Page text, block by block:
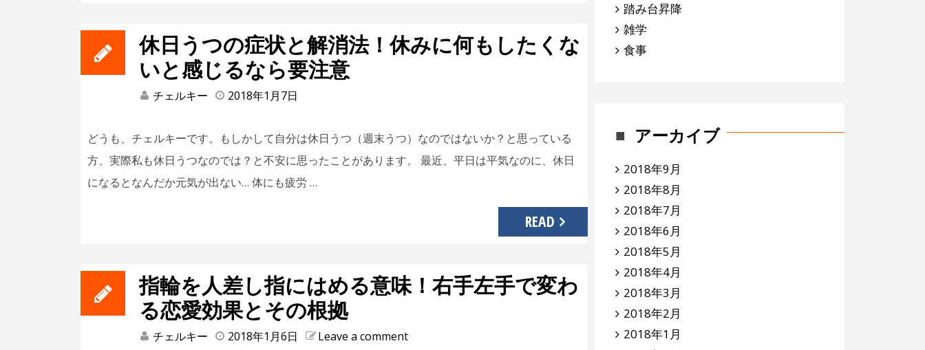
休日うつの症状と解消法！休みに何もしたくな
いと感じるなら要注意
チェルキー 2018年1月7日
どうも、チェルキーです。もしかして自分は休日うつ（週末うつ）なのではないか？と思っている
方、実際私も休日うつなのでは？と不安に思ったことがあります。 最近、平日は平気なのに、休日
になるとなんだか元気が出ない… 体にも疲労 …
READ
指輪を人差し指にはめる意味！右手左手で変わ
る恋愛効果とその根拠
チェルキー 2018年1月6日 Leave a comment
踏み台昇降
雑学
食事
アーカイブ
2018年9月
2018年8月
2018年7月
2018年6月
2018年5月
2018年4月
2018年3月
2018年2月
2018年1月